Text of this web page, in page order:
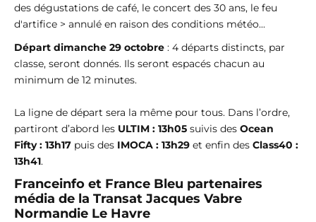
des dégustations de café, le concert des 30 ans, le feu
d'artifice > annulé en raison des conditions météo...
Départ dimanche 29 octobre : 4 départs distincts, par
classe, seront donnés. Ils seront espacés chacun au
minimum de 12 minutes.
La ligne de départ sera la même pour tous. Dans l’ordre,
partiront d’abord les ULTIM : 13h05 suivis des Ocean
Fifty : 13h17 puis des IMOCA : 13h29 et enfin des Class40 :
13h41.
Franceinfo et France Bleu partenaires
média de la Transat Jacques Vabre
Normandie Le Havre